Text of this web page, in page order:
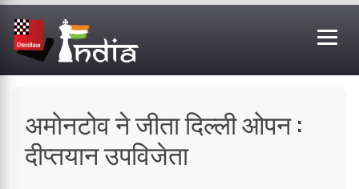
Get a FREE
book on
purchasing 2
or more
books. Valid
अमोनटोव ने जीता दिल्ली ओपन :
दीप्तयान उपविजेता